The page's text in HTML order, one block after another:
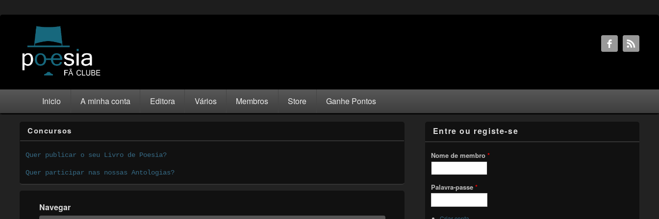
Inicio A minha conta Editora Vários Membros Store Ganhe Pontos
Concursos
Quer publicar o seu Livro de Poesia?
Quer participar nas nossas Antologias?
Navegar
Entre ou registe-se
Nome de membro *
Palavra-passe *